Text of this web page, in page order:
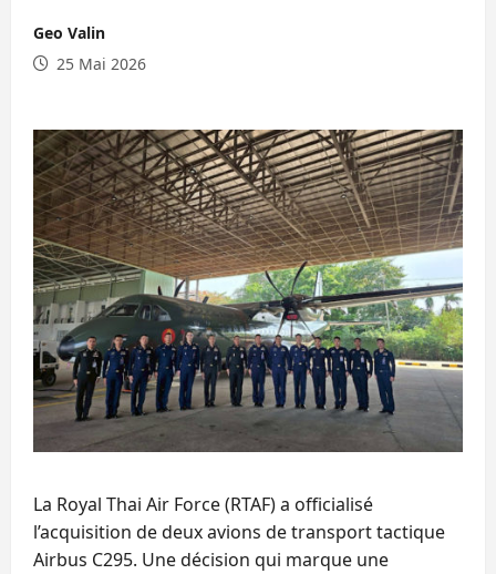
Geo Valin
25 Mai 2026
La Royal Thai Air Force (RTAF) a officialisé
l’acquisition de deux avions de transport tactique
Airbus C295. Une décision qui marque une